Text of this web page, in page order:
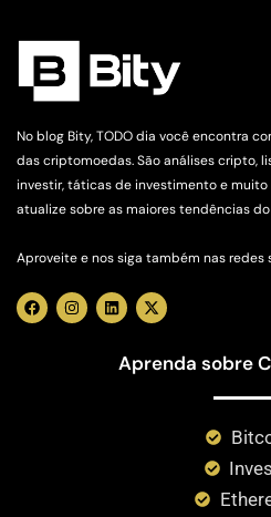
No blog Bity, TODO dia você encontra
das criptomoedas. São análises cripto,
investir, táticas de investimento e
atualize sobre as maiores tendências
Aproveite e nos siga também nas redes
Aprenda sobre